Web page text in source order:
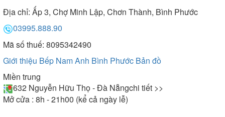
Địa chỉ: Ấp 3, Chợ Minh Lập, Chơn Thành, Bình Phước
03995.888.90
Mã số thuế: 8095342490
Giới thiệu Bếp Nam Anh Bình Phước Bản đồ
Miền trung
632 Nguyễn Hữu Thọ - Đà Nẵngchi tiết >>
Mở cửa : 8h - 21h00 (kể cả ngày lễ)